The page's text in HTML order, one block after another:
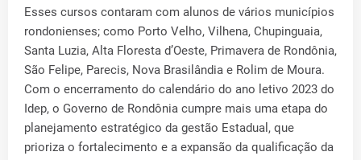
Esses cursos contaram com alunos de vários municípios
rondonienses; como Porto Velho, Vilhena, Chupinguaia,
Santa Luzia, Alta Floresta d’Oeste, Primavera de Rondônia,
São Felipe, Parecis, Nova Brasilândia e Rolim de Moura.
Com o encerramento do calendário do ano letivo 2023 do
Idep, o Governo de Rondônia cumpre mais uma etapa do
planejamento estratégico da gestão Estadual, que
prioriza o fortalecimento e a expansão da qualificação da